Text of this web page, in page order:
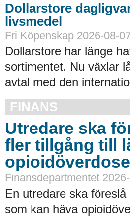
Dollarstore
livsmedel
Fri Köpenskap 2026-08-
Dollarstore har länge
sortimentet. Nu växlar
avtal med den
FINANS
Utredare ska
fler tillgång till
Finansdepartmentet
En utredare ska
som kan häva